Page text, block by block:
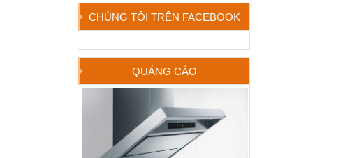
CHÚNG TÔI TRÊN FACEBOOK
QUẢNG CÁO